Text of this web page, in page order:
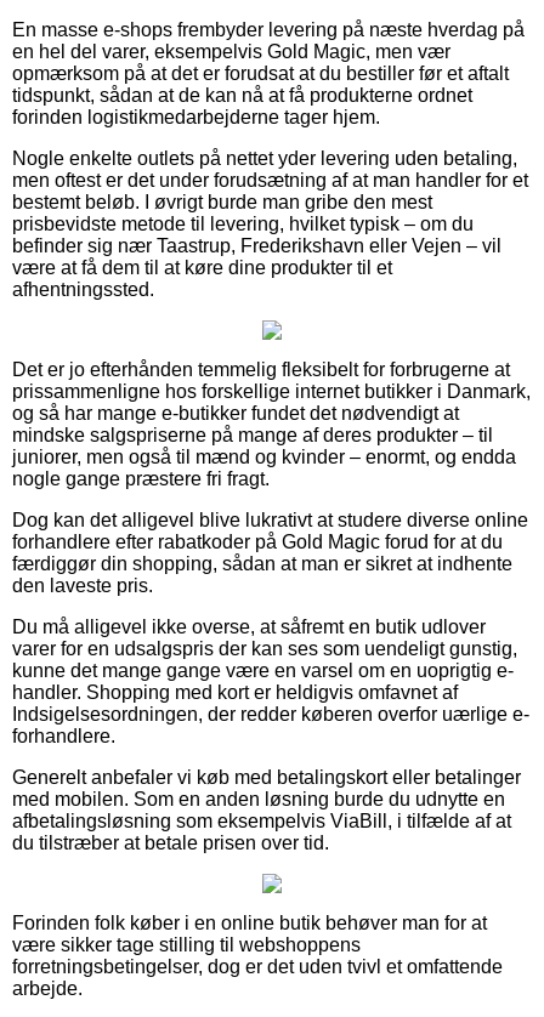
En masse e-shops frembyder levering på næste hverdag på
en hel del varer, eksempelvis Gold Magic, men vær
opmærksom på at det er forudsat at du bestiller før et aftalt
tidspunkt, sådan at de kan nå at få produkterne ordnet
forinden logistikmedarbejderne tager hjem.
Nogle enkelte outlets på nettet yder levering uden betaling,
men oftest er det under forudsætning af at man handler for et
bestemt beløb. I øvrigt burde man gribe den mest
prisbevidste metode til levering, hvilket typisk – om du
befinder sig nær Taastrup, Frederikshavn eller Vejen – vil
være at få dem til at køre dine produkter til et
afhentningssted.
Det er jo efterhånden temmelig fleksibelt for forbrugerne at
prissammenligne hos forskellige internet butikker i Danmark,
og så har mange e-butikker fundet det nødvendigt at
mindske salgspriserne på mange af deres produkter – til
juniorer, men også til mænd og kvinder – enormt, og endda
nogle gange præstere fri fragt.
Dog kan det alligevel blive lukrativt at studere diverse online
forhandlere efter rabatkoder på Gold Magic forud for at du
færdiggør din shopping, sådan at man er sikret at indhente
den laveste pris.
Du må alligevel ikke overse, at såfremt en butik udlover
varer for en udsalgspris der kan ses som uendeligt gunstig,
kunne det mange gange være en varsel om en uoprigtig e-
handler. Shopping med kort er heldigvis omfavnet af
Indsigelsesordningen, der redder køberen overfor uærlige e-
forhandlere.
Generelt anbefaler vi køb med betalingskort eller betalinger
med mobilen. Som en anden løsning burde du udnytte en
afbetalingsløsning som eksempelvis ViaBill, i tilfælde af at
du tilstræber at betale prisen over tid.
Forinden folk køber i en online butik behøver man for at
være sikker tage stilling til webshoppens
forretningsbetingelser, dog er det uden tvivl et omfattende
arbejde.